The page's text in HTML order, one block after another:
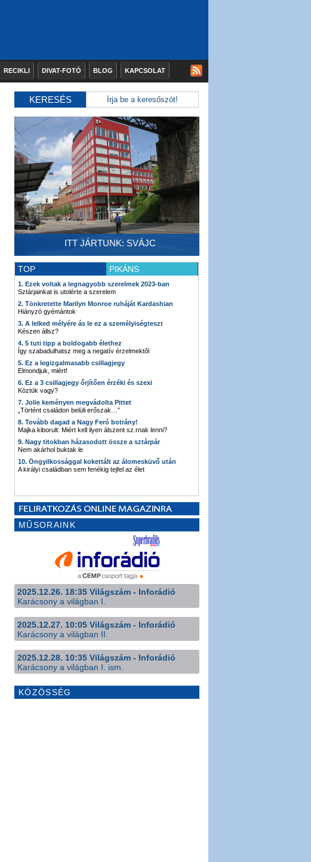
RECIKLI DIVAT-FOTÓ BLOG KAPCSOLAT
KERESÉS
ITT JÁRTUNK: SVÁJC
TOP PIKÁNS
1. Ezek voltak a legnagyobb szerelmek 2023-ban
Sztárjainkat is utolérte a szerelem
2. Tönkretette Marilyn Monroe ruháját Kardashian
Hiányzó gyémántok
3. A lelked mélyére ás le ez a személyiségteszt
Készen állsz?
4. 5 tuti tipp a boldogabb élethez
Így szabadulhatsz meg a negatív érzelmektől
5. Ez a legizgalmasabb csillagjegy
Elmondjuk, miért!
6. Ez a 3 csillagjegy őrjítően érzéki és szexi
Köztük vagy?
7. Jolie keményen megvádolta Pittet
„Történt családon belüli erőszak…”
8. Tovább dagad a Nagy Feró botrány!
Majka kiborult: Miért kell ilyen álszent sz.rnak lenni?
9. Nagy titokban házasodott össze a sztárpár
Nem akárhol buktak le
10. Öngyilkossággal kokettált az álomesküvő után
A királyi családban sem fenékig tejfel az élet
MŰSORAINK
2025.12.26. 18:35 Világszám - Inforádió
Karácsony a világban I.
2025.12.27. 10:05 Világszám - Inforádió
Karácsony a világban II.
2025.12.28. 10:35 Világszám - Inforádió
Karácsony a világban I. ism.
KÖZÖSSÉG